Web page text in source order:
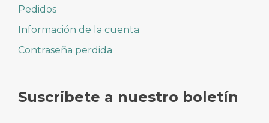
Pedidos
Información de la cuenta
Contraseña perdida
Suscribete a nuestro boletín